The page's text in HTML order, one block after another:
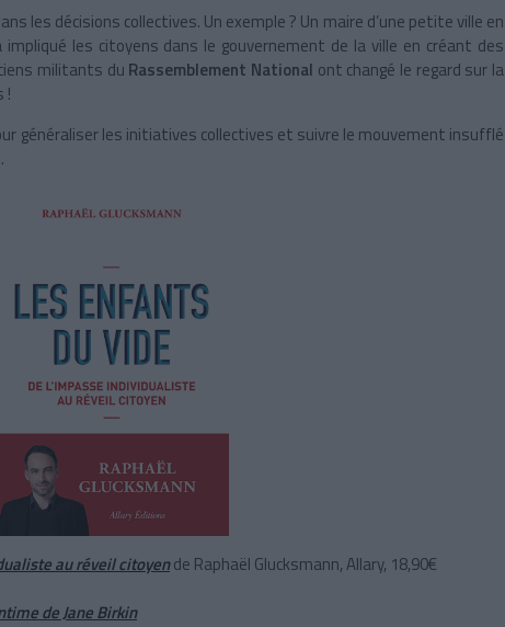
les décisions collectives. Un exemple ? Un maire d’une petite ville en
impliqué les citoyens dans le gouvernement de la ville en créant des
militants du Rassemblement National ont changé le regard sur la
!
généraliser les initiatives collectives et suivre le mouvement insufflé
au réveil citoyende Raphaël Glucksmann, Allary, 18,90€
de Jane Birkin